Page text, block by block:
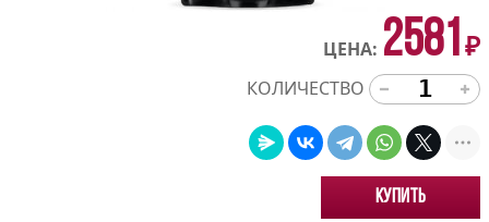
ЦЕНА: 2581 ₽
КОЛИЧЕСТВО
Купить